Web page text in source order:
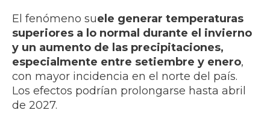
El fenómeno suele generar temperaturas
superiores a lo normal durante el invierno
y un aumento de las precipitaciones,
especialmente entre setiembre y enero,
con mayor incidencia en el norte del país.
Los efectos podrían prolongarse hasta abril
de 2027.